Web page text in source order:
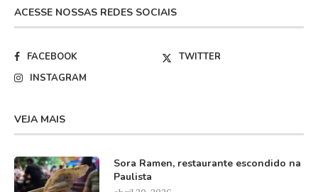
ACESSE NOSSAS REDES SOCIAIS
FACEBOOK
TWITTER
INSTAGRAM
VEJA MAIS
Sora Ramen, restaurante escondido na
Paulista